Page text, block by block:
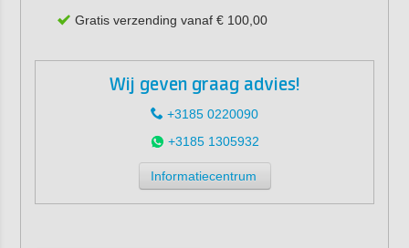
Gratis verzending vanaf € 100,00
Wij geven graag advies!
+3185 0220090
+3185 1305932
Informatiecentrum